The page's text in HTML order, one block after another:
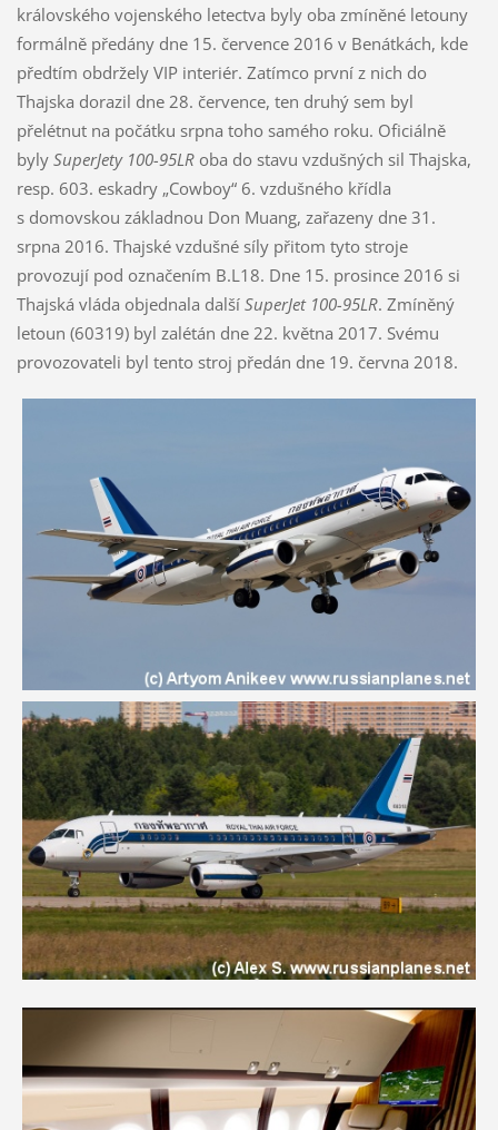
královského vojenského letectva byly oba zmíněné letouny
formálně předány dne 15. července 2016 v Benátkách, kde
předtím obdržely VIP interiér. Zatímco první z nich do
Thajska dorazil dne 28. července, ten druhý sem byl
přelétnut na počátku srpna toho samého roku. Oficiálně
byly SuperJety 100-95LRoba do stavu vzdušných sil Thajska,
resp. 603. eskadry „Cowboy“ 6. vzdušného křídla
s domovskou základnou Don Muang, zařazeny dne 31.
srpna 2016. Thajské vzdušné síly přitom tyto stroje
provozují pod označením B.L18. Dne 15. prosince 2016 si
Thajská vláda objednala další SuperJet 100-95LR. Zmíněný
letoun (60319) byl zalétán dne 22. května 2017. Svému
provozovateli byl tento stroj předán dne 19. června 2018.